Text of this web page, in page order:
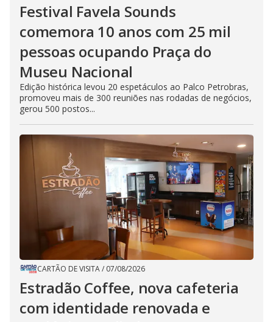
Festival Favela Sounds
comemora 10 anos com 25 mil
pessoas ocupando Praça do
Museu Nacional
Edição histórica levou 20 espetáculos ao Palco Petrobras,
promoveu mais de 300 reuniões nas rodadas de negócios,
gerou 500 postos...
CARTÃO DE VISITA/ 07/08/2026
Estradão Coffee, nova cafeteria
com identidade renovada e